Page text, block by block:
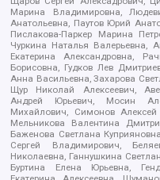
Марина Владимировна,
Анатольевна, Паутов Юрий
Пислакова-Паркер Марина
Чуркина Наталья Валерьевна,
Екатерина Александровна,
Борисовна, Гудков Лев
Анна Васильевна, Захарова
Щур Николай Алексеевич,
Андрей Юрьевич, Мосин
Михайлович, Симонов
Мельникова Валентина
Баженова Светлана
Сергей Владимирович,
Николаевна, Ганнушкина
Буртина Елена Юрьевна,